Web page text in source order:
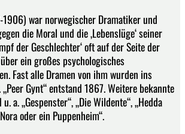
war norwegischer Dramatiker und
die Moral und die ‚Lebenslüge‘ seiner
der Geschlechter‘ oft auf der Seite der
ein großes psychologisches
Fast alle Dramen von ihm wurden ins
Gynt“ entstand 1867. Weitere bekannte
a. „Gespenster“, „Die Wildente“, „Hedda
oder ein Puppenheim“.